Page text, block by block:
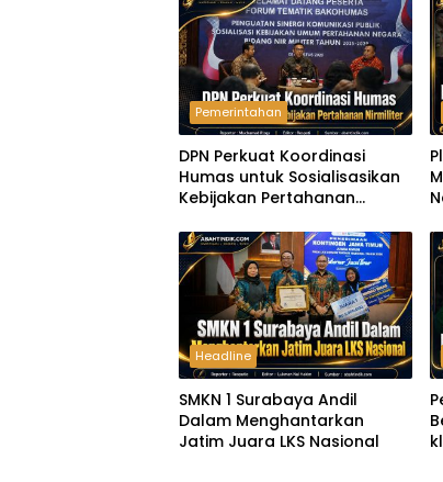
Pemerintahan
DPN Perkuat Koordinasi
Humas untuk Sosialisasikan
Kebijakan Pertahanan
Headline
SMKN 1 Surabaya Andil
Dalam Menghantarkan
Jatim Juara LKS Nasional